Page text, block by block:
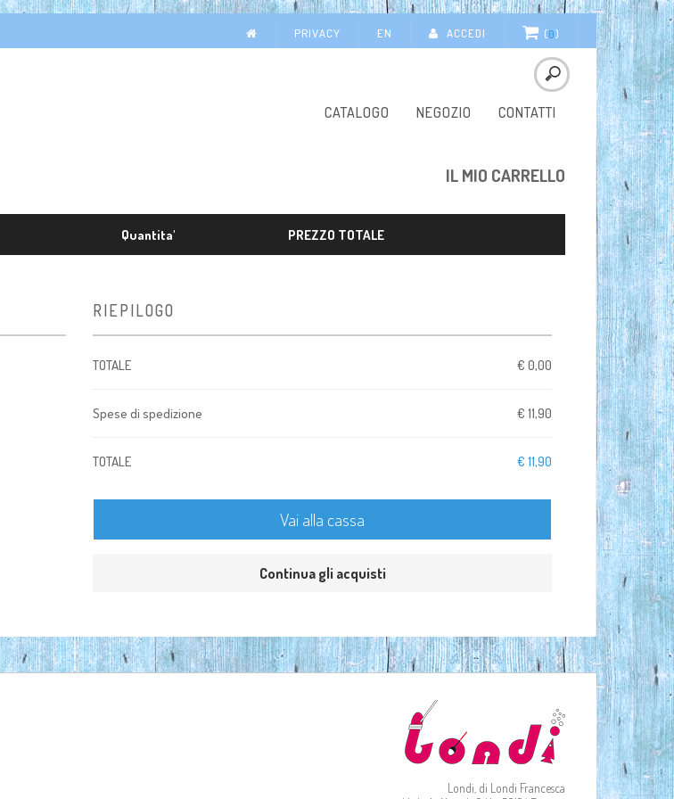
PRIVACY EN ACCEDI (0)
CATALOGO NEGOZIO CONTATTI
IL MIO CARRELLO
Quantita' PREZZO TOTALE
RIEPILOGO
TOTALE € 0,00
Spese di spedizione € 11,90
TOTALE € 11,90
Vai alla cassa
Continua gli acquisti
Londi, di Londi Francesca